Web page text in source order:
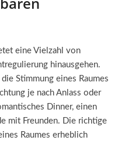
eine Vielzahl von
hinausgehen.
Stimmung eines Raumes
je nach Anlass oder
Dinner, einen
mit Freunden. Die richtige
Raumes erheblich